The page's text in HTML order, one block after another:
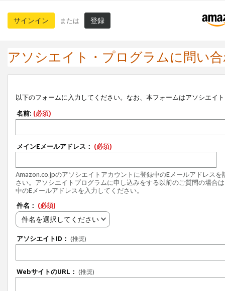
サインイン または 登録
アソシエイト・プログラムに問い
以下のフォームに入力してください。なお、本フォームはアソシエイ
名前: (必須)
メインEメールアドレス： (必須)
Amazon.co.jpのアソシエイトアカウントに登録中のEメールアドレスを
さい。アソシエイトプログラムに申し込みをする以前のご質問の場合
中のEメールアドレスを入力してください。
件名： (必須)
件名を選択してください
アソシエイトID： (推奨)
WebサイトのURL： (推奨)